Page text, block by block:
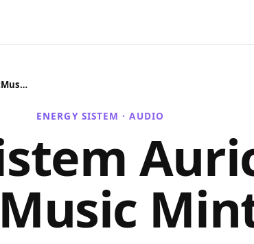
Energy Sistem Auriculares StreetMusic Mint TW
ENERGY SISTEM ·AUDIO